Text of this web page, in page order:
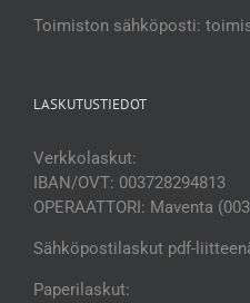
Toimiston sähköposti:
LASKUTUSTIEDOT
Verkkolaskut:
IBAN/OVT: 003728294813
OPERAATTORI: Maventa
Sähköpostilaskut pdf-
Paperilaskut: